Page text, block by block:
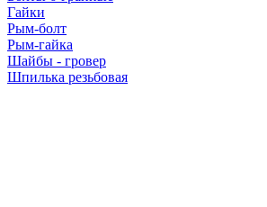
Гайки
Рым-болт
Рым-гайка
Шайбы - гровер
Шпилька резьбовая